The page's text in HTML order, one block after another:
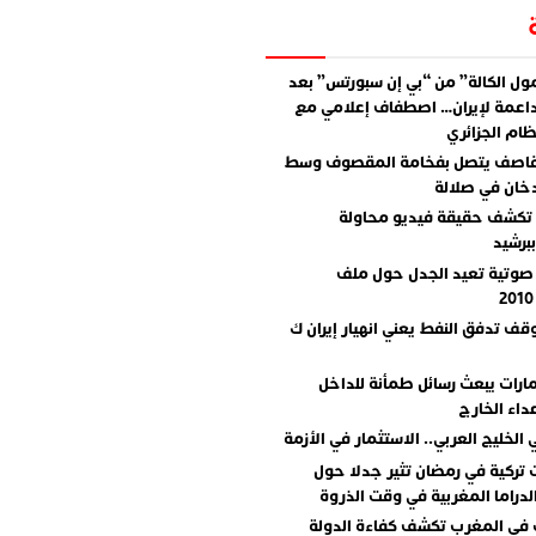
الكالة” من “بي إن سبورتس” بعد
لإيران… اصطفاف إعلامي مع
الجزائري
يتصل بفخامة المقصوف وسط
في صلالة
تكشف حقيقة فيديو محاولة
صوتية تعيد الجدل حول ملف
تدفق النفط يعني انهيار إيران ك
يبعث رسائل طمأنة للداخل
الخارج
الخليج العربي.. الاستثمار في الأزمة
في رمضان تثير جدلا حول
المغربية في وقت الذروة
في المغرب تكشف كفاءة الدولة